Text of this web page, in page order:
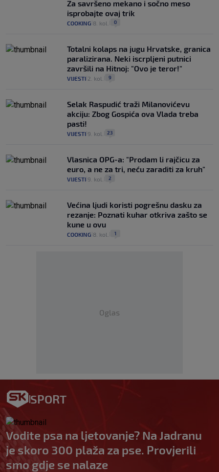
Za savršeno mekano i sočno meso
isprobajte ovaj trik
COOKING 8. kol. 0
Totalni kolaps na jugu Hrvatske, granica
paralizirana. Neki iscrpljeni putnici
završili na Hitnoj: "Ovo je teror!"
VIJESTI 2. kol. 9
Selak Raspudić traži Milanovićevu
akciju: Zbog Gospića ova Vlada treba
pasti!
VIJESTI 9. kol. 23
Vlasnica OPG-a: "Prodam li rajčicu za
euro, a ne za tri, neću zaraditi za kruh"
VIJESTI 9. kol. 2
Većina ljudi koristi pogrešnu dasku za
rezanje: Poznati kuhar otkriva zašto se
kune u ovu
COOKING 8. kol. 1
Oglas
SPORT
Vodite psa na ljetovanje? Na Jadranu
je skoro 300 plaža za pse. Provjerili
smo gdje se nalaze